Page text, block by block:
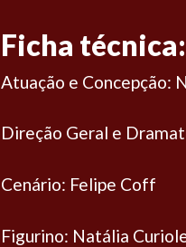
Ficha técnica:
Atuação e Concepção:
Direção Geral e
Cenário: Felipe Coff
Figurino: Natália